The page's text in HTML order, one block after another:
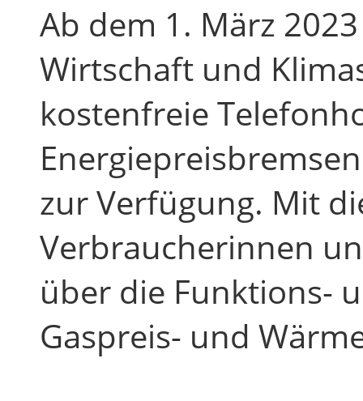
Ab dem 1. März
Wirtschaft und
kostenfreie
zur Verfügung. Mit
Verbraucherinnen
über die Funktions-
Gaspreis- und